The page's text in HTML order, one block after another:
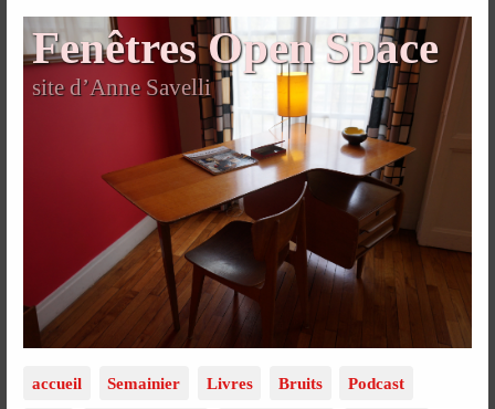
Fenêtres Open Space
site d’Anne Savelli
accueil Semainier Livres Bruits Podcast